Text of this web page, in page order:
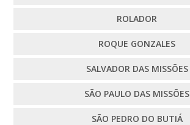
ROLADOR
ROQUE GONZALES
SALVADOR DAS MISSÕES
SÃO PAULO DAS MISSÕES
SÃO PEDRO DO BUTIÁ